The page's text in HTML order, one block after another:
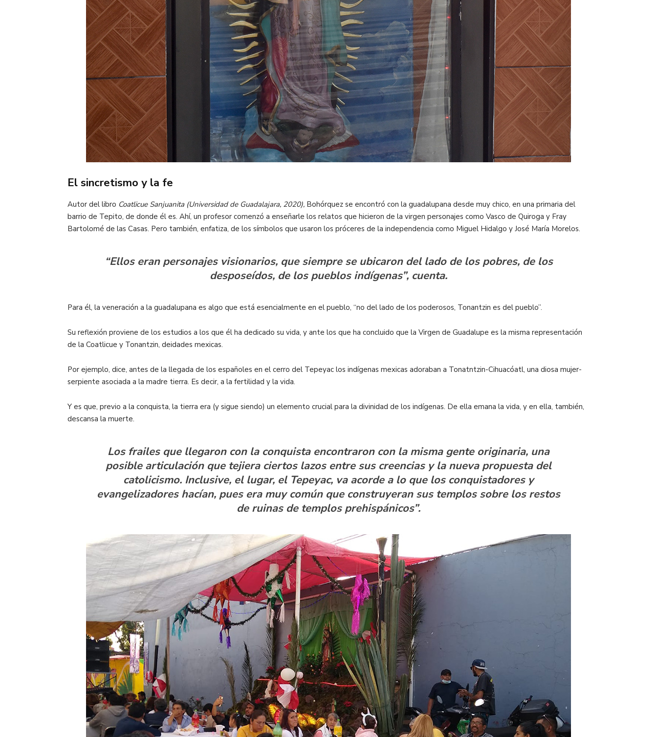
El sincretismo y la fe
Autor del libro Coatlicue Sanjuanita (Universidad de Guadalajara, 2020), Bohórquez se encontró con la guadalupana desde muy chico, en una primaria del
barrio de Tepito, de donde él es. Ahí, un profesor comenzó a enseñarle los relatos que hicieron de la virgen personajes como Vasco de Quiroga y Fray
Bartolomé de las Casas. Pero también, enfatiza, de los símbolos que usaron los próceres de la independencia como Miguel Hidalgo y José María Morelos.
“Ellos eran personajes visionarios, que siempre se ubicaron del lado de los pobres, de los
desposeídos, de los pueblos indígenas”, cuenta.
Para él, la veneración a la guadalupana es algo que está esencialmente en el pueblo, “no del lado de los poderosos, Tonantzin es del pueblo”.
Su reflexión proviene de los estudios a los que él ha dedicado su vida, y ante los que ha concluido que la Virgen de Guadalupe es la misma representación
de la Coatlicue y Tonantzin, deidades mexicas.
Por ejemplo, dice, antes de la llegada de los españoles en el cerro del Tepeyac los indígenas mexicas adoraban a Tonatntzin-Cihuacóatl, una diosa mujer-
serpiente asociada a la madre tierra. Es decir, a la fertilidad y la vida.
Y es que, previo a la conquista, la tierra era (y sigue siendo) un elemento crucial para la divinidad de los indígenas. De ella emana la vida, y en ella, también,
descansa la muerte.
Los frailes que llegaron con la conquista encontraron con la misma gente originaria, una
posible articulación que tejiera ciertos lazos entre sus creencias y la nueva propuesta del
catolicismo. Inclusive, el lugar, el Tepeyac, va acorde a lo que los conquistadores y
evangelizadores hacían, pues era muy común que construyeran sus templos sobre los restos
de ruinas de templos prehispánicos”.